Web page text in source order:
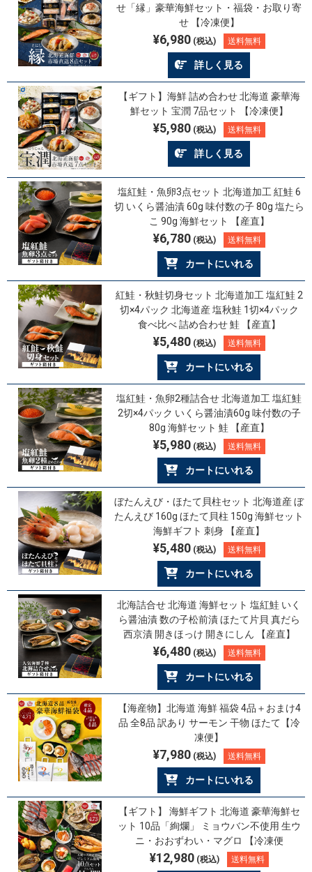
せ「縁」豪華海鮮セット・福袋・お取り寄
せ 【冷凍便】
¥6,980(税込) 送料無料
詳しく見る
【ギフト】海鮮 詰め合わせ 北海道 豪華海
鮮セット 宝潤 7品セット 【冷凍便】
¥5,980(税込) 送料無料
詳しく見る
塩紅鮭・魚卵3点セット 北海道加工 紅鮭 6
切 いくら醤油漬 60g 味付数の子 80g 塩たら
こ 90g 海鮮セット 【産直】
¥6,780(税込) 送料無料
カートにいれる
紅鮭・秋鮭切身セット 北海道加工 塩紅鮭 2
切×4パック 北海道産 塩秋鮭 1切×4パック
食べ比べ 詰め合わせ 鮭 【産直】
¥5,480(税込) 送料無料
カートにいれる
塩紅鮭・魚卵2種詰合せ 北海道加工 塩紅鮭
2切×4パック いくら醤油漬60g 味付数の子
80g 海鮮セット 鮭 【産直】
¥5,980(税込) 送料無料
カートにいれる
ぼたんえび・ほたて貝柱セット 北海道産 ぼ
たんえび 160g ほたて貝柱 150g 海鮮セット
海鮮ギフト 刺身 【産直】
¥5,480(税込) 送料無料
カートにいれる
北海詰合せ 北海道 海鮮セット 塩紅鮭 いく
ら醤油漬 数の子松前漬 ほたて片貝 真だら
西京漬 開きほっけ 開きにしん 【産直】
¥6,480(税込) 送料無料
カートにいれる
【海産物】北海道 海鮮 福袋 4品＋おまけ4
品 全8品 訳あり サーモン 干物 ほたて【冷
凍便】
¥7,980(税込) 送料無料
カートにいれる
【ギフト】 海鮮ギフト 北海道 豪華海鮮セ
ット 10品「絢爛」 ミョウバン不使用 生ウ
ニ・おおずわい・マグロ 【冷凍便
¥12,980(税込) 送料無料